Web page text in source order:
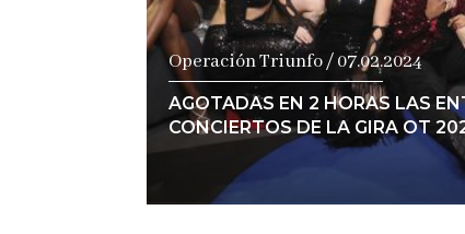
Operación Triunfo / 07.02.2024
AGOTADAS EN 2 HORAS LAS
CONCIERTOS DE LA GIRA OT